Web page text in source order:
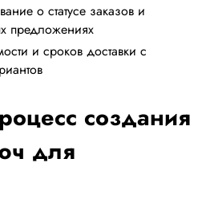
о статусе заказов и
предложениях
и сроков доставки с
создания
для